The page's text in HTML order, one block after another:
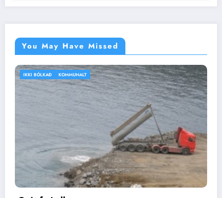
You May Have Missed
IKKI BÓLKAÐ VEÐRIÐ